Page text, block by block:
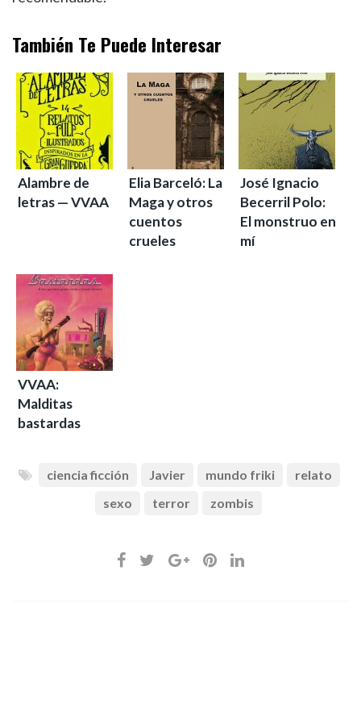
También Te Puede Interesar
Alambre de
letras — VVAA
Elia Barceló: La
Maga y otros
cuentos
crueles
José Ignacio
Becerril Polo:
El monstruo en
mí
VVAA:
Malditas
bastardas
ciencia ficción Javier mundo friki
relato
sexo
terror zombis